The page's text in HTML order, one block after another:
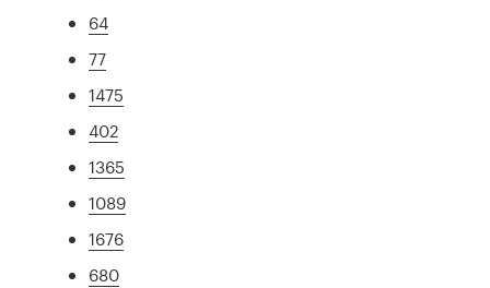
64
77
1475
402
1365
1089
1676
680